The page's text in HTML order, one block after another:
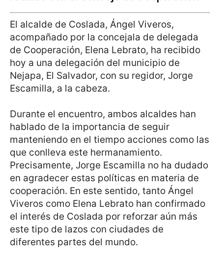
El alcalde de Coslada, Ángel Viveros,
acompañado por la concejala de delegada
de Cooperación, Elena Lebrato, ha recibido
hoy a una delegación del municipio de
Nejapa, El Salvador, con su regidor, Jorge
Escamilla, a la cabeza.
Durante el encuentro, ambos alcaldes han
hablado de la importancia de seguir
manteniendo en el tiempo acciones como las
que conlleva este hermanamiento.
Precisamente, Jorge Escamilla no ha dudado
en agradecer estas políticas en materia de
cooperación. En este sentido, tanto Ángel
Viveros como Elena Lebrato han confirmado
el interés de Coslada por reforzar aún más
este tipo de lazos con ciudades de
diferentes partes del mundo.